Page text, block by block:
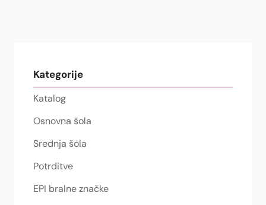
Kategorije
Katalog
Osnovna šola
Srednja šola
Potrditve
EPI bralne značke